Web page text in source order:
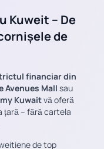
Kuweit – De
de
financiar din
Avenues Mall sau
Kuwaitvă oferă
țară – fără cartela
de top